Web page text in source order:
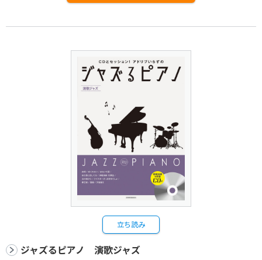
立ち読み
ジャズるピアノ 演歌ジャズ